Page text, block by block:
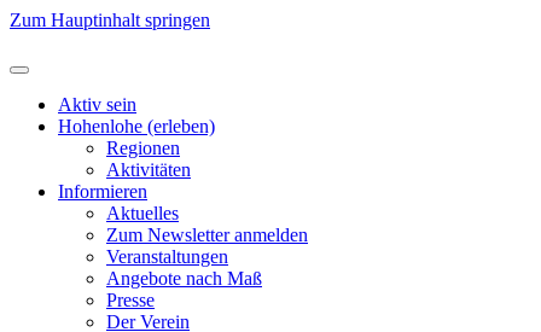
Zum Hauptinhalt springen
Aktiv sein
Hohenlohe (erleben)
Regionen
Aktivitäten
Informieren
Aktuelles
Zum Newsletter anmelden
Veranstaltungen
Angebote nach Maß
Presse
Der Verein